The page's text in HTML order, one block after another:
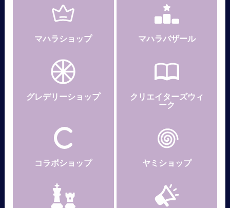
マハラショップ マハラバザール
グレデリーショップ
クリエイターズウィ
ーク
コラボショップ ヤミショップ